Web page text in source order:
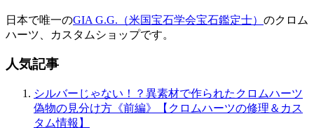
シ
ョ
ン
日本で唯一のGIA G.G.（米国宝石学会宝石鑑定士） のクロム
ハーツ、カスタムショップです。
人気記事
シルバーじゃない！？異素材で作られたクロムハーツ
偽物の見分け方《前編》【クロムハーツの修理＆カス
タム情報】